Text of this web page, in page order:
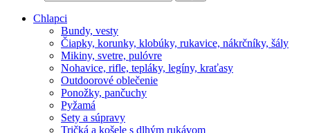
Chlapci
Bundy, vesty
Čiapky, korunky, klobúky, rukavice, nákrčníky, šály
Mikiny, svetre, pulóvre
Nohavice, rifle, tepláky, legíny, kraťasy
Outdoorové oblečenie
Ponožky, pančuchy
Pyžamá
Sety a súpravy
Tričká a košele s dlhým rukávom